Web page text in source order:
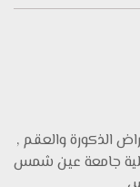
الذكورة والعقم ,
جامعة عين شمس